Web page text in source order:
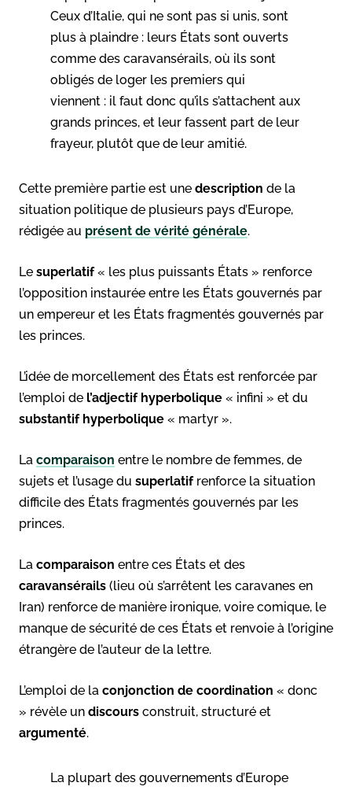
Ceux d’Italie, qui ne sont pas si unis, sont
plus à plaindre : leurs États sont ouverts
comme des caravansérails, où ils sont
obligés de loger les premiers qui
viennent : il faut donc qu’ils s’attachent aux
grands princes, et leur fassent part de leur
frayeur, plutôt que de leur amitié.
Cette première partie est une description de la
situation politique de plusieurs pays d’Europe,
rédigée au présent de vérité générale.
Le superlatif« les plus puissants États » renforce
l’opposition instaurée entre les États gouvernés par
un empereur et les États fragmentés gouvernés par
les princes.
L’idée de morcellement des États est renforcée par
l’emploi de l’adjectif hyperbolique « infini » et du
substantif hyperbolique « martyr ».
La comparaison entre le nombre de femmes, de
sujets et l’usage du superlatifrenforce la situation
difficile des États fragmentés gouvernés par les
princes.
La comparaison entre ces États et des
caravansérails (lieu où s’arrêtent les caravanes en
Iran) renforce de manière ironique, voire comique, le
manque de sécurité de ces États et renvoie à l’origine
étrangère de l’auteur de la lettre.
L’emploi de la conjonction de coordination « donc
» révèle un discours construit, structuré et
argumenté.
La plupart des gouvernements d’Europe